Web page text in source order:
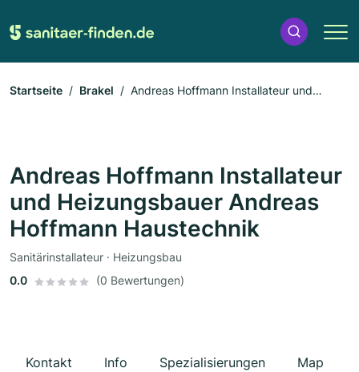
Startseite Brakel
Andreas Hoffmann Installateur und
Andreas Hoffmann Installateur
und Heizungsbauer Andreas
Hoffmann Haustechnik
Sanitärinstallateur · Heizungsbau
0.0
(0 Bewertungen)
Kontakt Info Spezialisierungen Map